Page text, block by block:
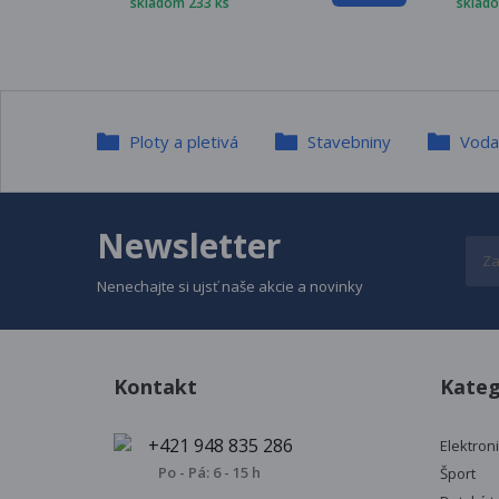
Ploty a pletivá Stavebniny
Newsletter
Nenechajte si ujsť naše akcie a novinky
Kontakt
+421 948 835 286
Po - Pá: 6 - 15 h
Šport